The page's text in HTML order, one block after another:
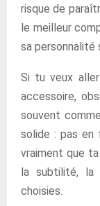
risque de
le meilleur
sa personnalité
Si tu veux
accessoire,
souvent
solide : pas en
vraiment que
la subtilité, la
choisies.